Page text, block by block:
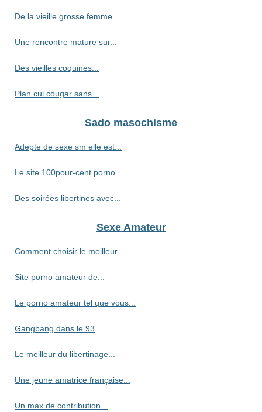
De la vieille grosse femme...
Une rencontre mature sur...
Des vieilles coquines...
Plan cul cougar sans...
Sado masochisme
Adepte de sexe sm elle est...
Le site 100pour-cent porno...
Des soirées libertines avec...
Sexe Amateur
Comment choisir le meilleur...
Site porno amateur de...
Le porno amateur tel que vous...
Gangbang dans le 93
Le meilleur du libertinage...
Une jeune amatrice française...
Un max de contribution...